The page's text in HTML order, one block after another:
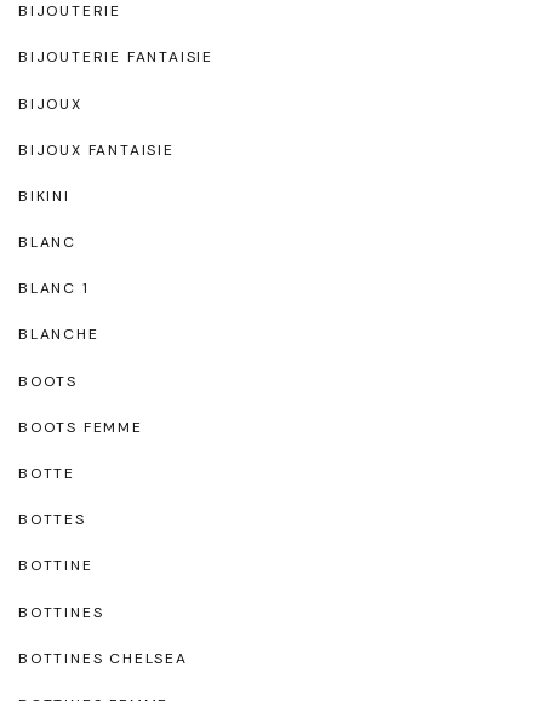
BIJOUTERIE
BIJOUTERIE FANTAISIE
BIJOUX
BIJOUX FANTAISIE
BIKINI
BLANC
BLANC 1
BLANCHE
BOOTS
BOOTS FEMME
BOTTE
BOTTES
BOTTINE
BOTTINES
BOTTINES CHELSEA